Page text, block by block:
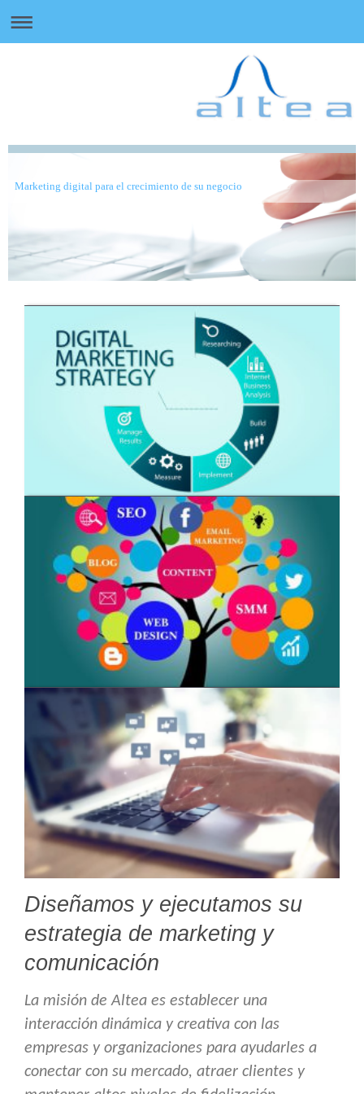
Marketing digital para el crecimiento de su negocio
Diseñamos y ejecutamos su
estrategia de marketing y
comunicación
La misión de Altea es establecer una
interacción dinámica y creativa con las
empresas y organizaciones para ayudarles a
conectar con su mercado, atraer clientes y